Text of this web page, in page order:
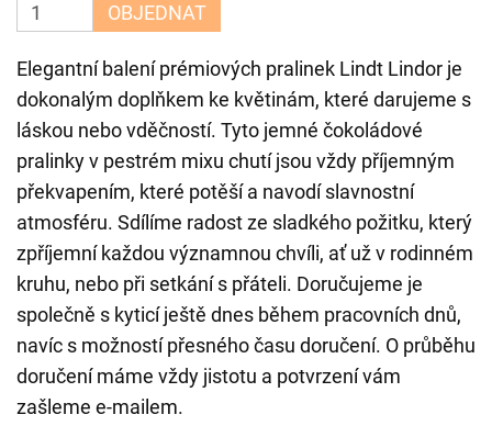
OBJEDNAT
Elegantní balení prémiových pralinek Lindt Lindor je
dokonalým doplňkem ke květinám, které darujeme s
láskou nebo vděčností. Tyto jemné čokoládové
pralinky v pestrém mixu chutí jsou vždy příjemným
překvapením, které potěší a navodí slavnostní
atmosféru. Sdílíme radost ze sladkého požitku, který
zpříjemní každou významnou chvíli, ať už v rodinném
kruhu, nebo při setkání s přáteli. Doručujeme je
společně s kyticí ještě dnes během pracovních dnů,
navíc s možností přesného času doručení. O průběhu
doručení máme vždy jistotu a potvrzení vám
zašleme e-mailem.